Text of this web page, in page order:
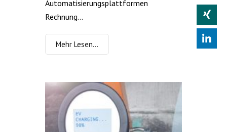
Automatisierungsplattformen
Rechnung...
Mehr Lesen…